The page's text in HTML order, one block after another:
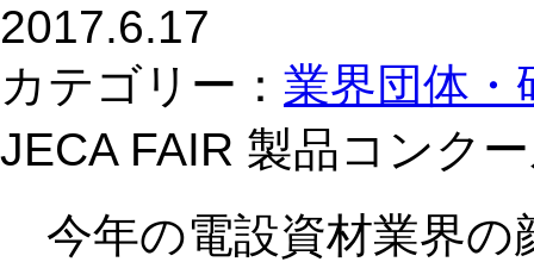
2017.6.17
カテゴリー： 業界団体・
JECA FAIR 製品コンク
今年の電設資材業界の